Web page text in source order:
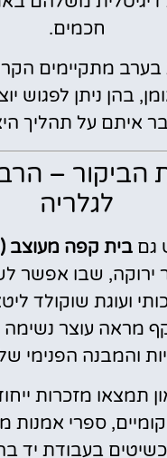
חכמים.
מתקיימים
בהן ניתן לפגוש
איתם על תהליך
הביקור –
לגלריה
גם בית קפה מעוצב (MO Bistro)
ירוקה, שבו אפשר
ועוגת שוקולד
מראה עוצר
והמבנה הפנימי של
תמצאו מזכרות
ספרי אמנות
בעבודת יד